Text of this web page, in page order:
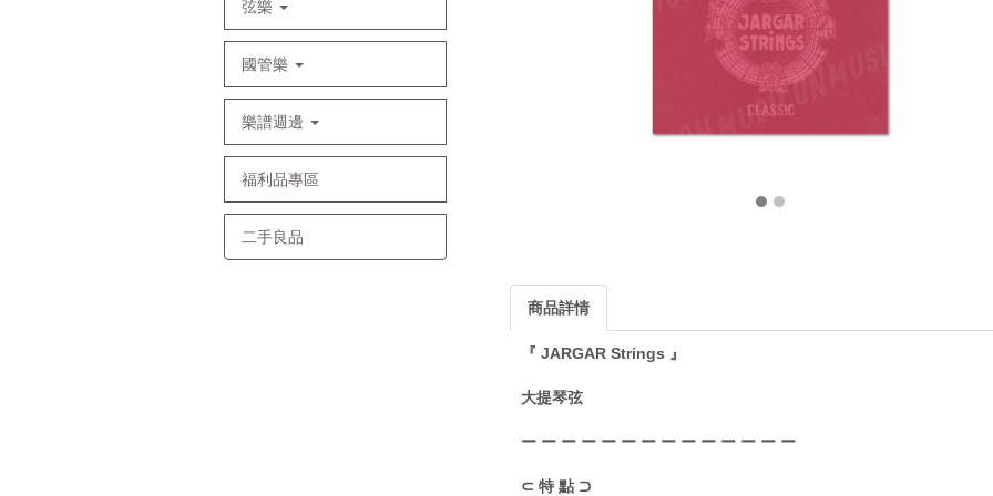
弦樂
國管樂
樂譜週邊
福利品專區
二手良品
商品詳情
『 JARGAR Strings 』
大提琴弦
ー ー ー ー ー ー ー ー ー ー ー ー ー ー
⊂ 特 點 ⊃